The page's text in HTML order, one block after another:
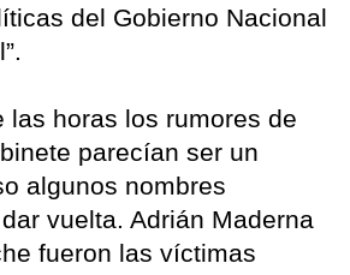
del Gobierno Nacional
las horas los rumores de
parecían ser un
algunos nombres
vuelta. Adrián Maderna
fueron las víctimas